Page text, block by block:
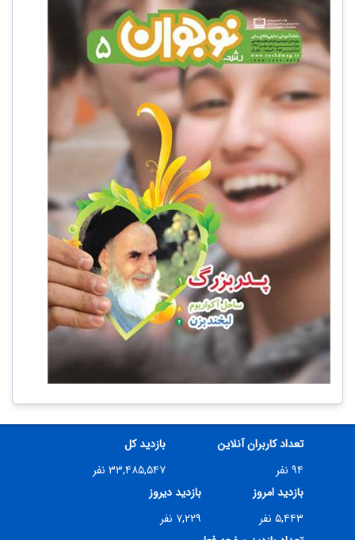
تعداد کاربران آنلاین
۹۴ نفر
بازدید کل
۳۳,۴۸۵,۵۴۷ نفر
بازدید امروز
۵,۴۴۳ نفر
بازدید دیروز
۷,۲۲۹ نفر